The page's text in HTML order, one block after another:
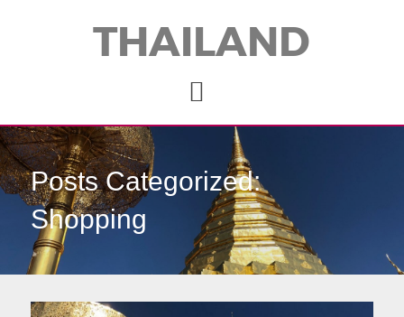
THAILAND
Posts Categorized:
Shopping